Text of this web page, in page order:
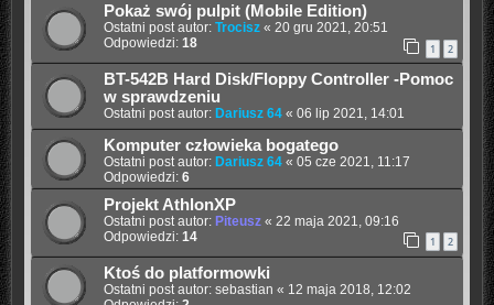
Pokaż swój pulpit (Mobile Edition)
Ostatni post autor: Trocisz« 20 gru 2021, 20:51
Odpowiedzi: 18 1 2
BT-542B Hard Disk/Floppy Controller -Pomoc
w sprawdzeniu
Ostatni post autor: Dariusz 64« 06 lip 2021, 14:01
Komputer człowieka bogatego
Ostatni post autor: Dariusz 64« 05 cze 2021, 11:17
Odpowiedzi: 6
Projekt AthlonXP
Ostatni post autor: Piteusz« 22 maja 2021, 09:16
Odpowiedzi: 14 1 2
Ktoś do platformowki
Ostatni post autor: sebastian « 12 maja 2018, 12:02